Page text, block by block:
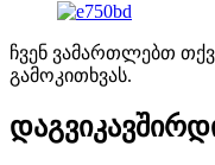
ჩვენ ვამართლებთ
გამოკითხვას.